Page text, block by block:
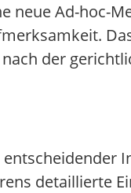
neue Ad-hoc-
der
entscheidender
detaillierte